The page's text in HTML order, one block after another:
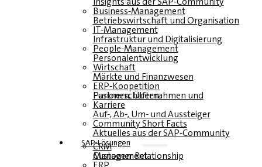
Business-Management
Betriebswirtschaft und Organisation
IT-Management
Infrastruktur und Digitalisierung
People-Management
Personalentwicklung
Wirtschaft
Märkte und Finanzwesen
ERP-Koopetition
Fusionen, Übernahmen und Partnerschaften
Karriere
Auf-, Ab-, Um- und Aussteiger
Community Short Facts
Aktuelles aus der SAP-Community
SAP-Lösungen
CRM
Customer Relationship Management